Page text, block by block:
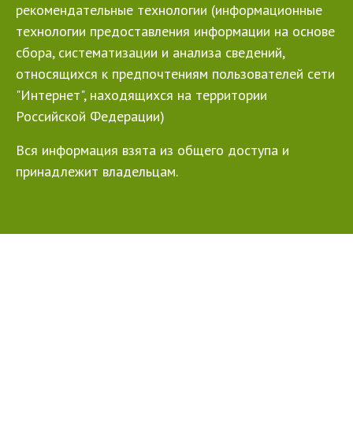
рекомендательные технологии (информационные
технологии предоставления информации на основе
сбора, систематизации и анализа сведений,
относящихся к предпочтениям пользователей сети
"Интернет", находящихся на территории
Российской Федерации)
Вся информация взята из общего доступа и
принадлежит владельцам.